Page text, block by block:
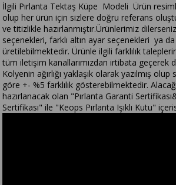
İlgili Pırlanta Tektaş Küpe Modeli Ürün
olup her ürün için sizlere doğru referans
ve titizlikle hazırlanmıştır.Ürünlerimiz
seçenekleri, farklı altın ayar seçenekleri ya da
üretilebilmektedir. Ürünle ilgili farklılık
tüm iletişim kanallarımızdan irtibata geçerek
Kolyenin ağırlığı yaklaşık olarak yazılmış
göre +- %5 farklılık gösterebilmektedir.
hazırlanacak olan "Pırlanta Garanti
Sertifikası" ile "Keops Pırlanta Işıklı Kutu"